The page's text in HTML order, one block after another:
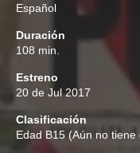
Español
Duración
108 min.
Estreno
20 de Jul 2017
Clasificación
Edad B15 (Aún no